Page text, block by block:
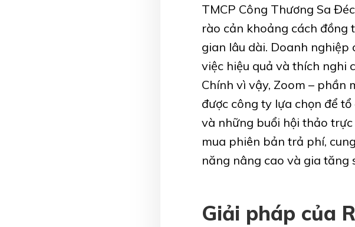
TMCP Công Thương Sa
rào cản khoảng cách đồng
gian lâu dài. Doanh
việc hiệu quả và thích nghi
Chính vì vậy, Zoom – phần
được công ty lựa chọn để
và những buổi hội thảo
mua phiên bản trả phí,
năng nâng cao và gia tăng
Giải pháp của